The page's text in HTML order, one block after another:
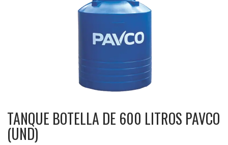
TANQUE BOTELLA DE 600 LITROS PAVCO
(UND)